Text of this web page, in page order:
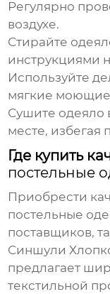
Регулярно
воздухе.
Стирайте
инструкциями
Используйте
мягкие моющие
Сушите одеяло
месте, избегая
Где купить
постельные
Приобрести
постельные
поставщиков,
Синшули
предлагает
текстильной